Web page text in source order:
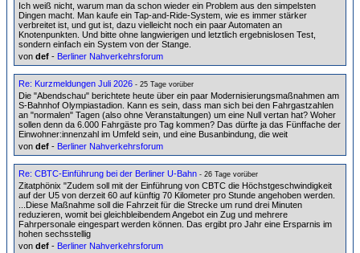
Ich weiß nicht, warum man da schon wieder ein Problem aus den simpelsten
Dingen macht. Man kaufe ein Tap-and-Ride-System, wie es immer stärker
verbreitet ist, und gut ist, dazu vielleicht noch ein paar Automaten an
Knotenpunkten. Und bitte ohne langwierigen und letztlich ergebnislosen Test,
sondern einfach ein System von der Stange.
von def - Berliner Nahverkehrsforum
Re: Kurzmeldungen Juli 2026 - 25 Tage vorüber
Die "Abendschau" berichtete heute über ein paar Modernisierungsmaßnahmen am
S-Bahnhof Olympiastadion. Kann es sein, dass man sich bei den Fahrgastzahlen
an "normalen" Tagen (also ohne Veranstaltungen) um eine Null vertan hat? Woher
sollen denn da 6.000 Fahrgäste pro Tag kommen? Das dürfte ja das Fünffache der
Einwohner:innenzahl im Umfeld sein, und eine Busanbindung, die weit
von def - Berliner Nahverkehrsforum
Re: CBTC-Einführung bei der Berliner U-Bahn - 26 Tage vorüber
Zitatphönix "Zudem soll mit der Einführung von CBTC die Höchstgeschwindigkeit
auf der U5 von derzeit 60 auf künftig 70 Kilometer pro Stunde angehoben werden.
...Diese Maßnahme soll die Fahrzeit für die Strecke um rund drei Minuten
reduzieren, womit bei gleichbleibendem Angebot ein Zug und mehrere
Fahrpersonale eingespart werden können. Das ergibt pro Jahr eine Ersparnis im
hohen sechsstellig
von def - Berliner Nahverkehrsforum